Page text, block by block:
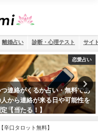
離婚占い 診断・心理テスト サイ
恋愛占い
前占い・ひらがなで恋愛相性パ
セント診断！恋愛傾向や性格を
料で姓名判断【当たる！】
辛口タロット無料】